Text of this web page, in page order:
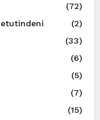
(72)
(2)
(33)
(6)
(5)
(7)
(15)